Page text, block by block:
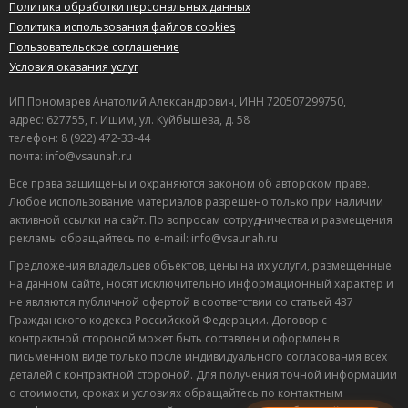
Николай Уваров о Баня Одиссея
23.10.2015 в 11:05
Есть где погулять в отеле. Зачетное обслуживание в
плане питания. Убираются каждый день. Недостатком
является отсутствие воды в душе. Что - сказать - сервис
на высоте.Отдыхали в этом санатории прошлым летом
Полезный отзыв? Да(7) Нет(6)
9,7
Александр о Баня Мессажай 9-й км
Рекомендую, уютно, чисто, дружелюбный хозяин.
Встретил, все рассказал, показал. Провожал, все
распросил, что понравилось, что не понравилось.
Пятерка!
Полезный отзыв? Да(10) Нет(7)
9
Политика обработки персональных данных
Политика использования файлов cookies
Пользовательское соглашение
Условия оказания услуг
ИП Пономарев Анатолий Александрович, ИНН 720507299750,
адрес: 627755, г. Ишим, ул. Куйбышева, д. 58
телефон: 8 (922) 472-33-44
почта: info@vsaunah.ru
Все права защищены и охраняются законом об авторском праве.
Любое использование материалов разрешено только при наличии
активной ссылки на сайт. По вопросам сотрудничества и размещения
рекламы обращайтесь по e-mail: info@vsaunah.ru
Предложения владельцев объектов, цены на их услуги, размещенные
на данном сайте, носят исключительно информационный характер и
не являются публичной офертой в соответствии со статьей 437
Гражданского кодекса Российской Федерации. Договор с
контрактной стороной может быть составлен и оформлен в
письменном виде только после индивидуального согласования всех
деталей с контрактной стороной. Для получения точной информации
о стоимости, сроках и условиях обращайтесь по контактным
Лучшие
спецпредложения
саун
Подписывайтесь в Telegram или MAX —